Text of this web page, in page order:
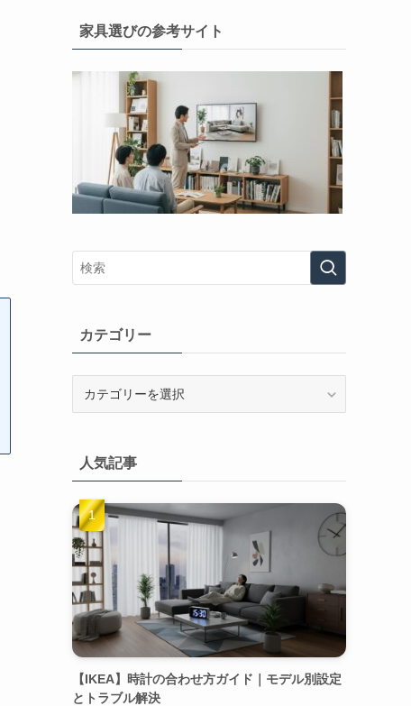
家具選びの参考サイト
カテゴリー
ー人気記事
【IKEA】時計の合わせ方ガイド｜モデル別設定
とトラブル解決